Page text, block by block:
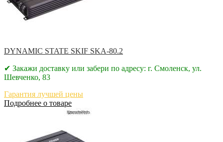
DYNAMIC STATE SKIF SKA-80.2
✔ Закажи доставку или забери по адресу: г. Смоленск, ул.
Шевченко, 83
Гарантия лучшей цены
Подробнее о товаре